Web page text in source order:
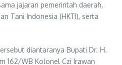
jajaran pemerintah daerah,
Tani Indonesia (HKTI), serta
diantaranya Bupati Dr. H.
162/WB Kolonel Czi Irawan